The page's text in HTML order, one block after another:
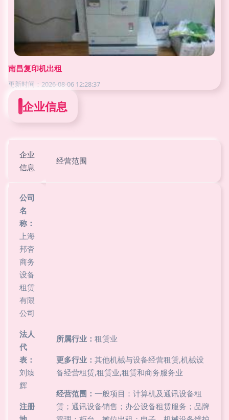
南昌复印机出租
更新时间：2026-08-06 12:28:37
企业信息
企业
信息
经营范围
公司
名
称：
上海
邦杳
商务
设备
租赁
有限
公司
法人
代
表：
刘臻
辉
注册
所属行业： 租赁业
更多行业： 其他机械与设备经营租赁,机械设
备经营租赁,租赁业,租赁和商务服务业
经营范围： 一般项目：计算机及通讯设备租
赁；通讯设备销售；办公设备租赁服务；品牌